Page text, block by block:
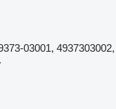
03001, 4937303002,